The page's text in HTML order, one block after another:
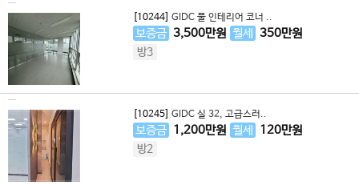
[10244] GIDC 풀 인테리어 코너 ..
보증금 3,500만원 월세 350만원
방3
[10245] GIDC 실 32, 고급스러..
보증금 1,200만원 월세 120만원
방2